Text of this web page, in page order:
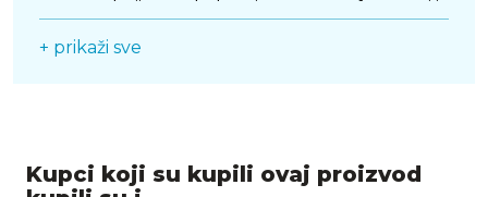
+ prikaži sve
Kupci koji su kupili ovaj proizvod